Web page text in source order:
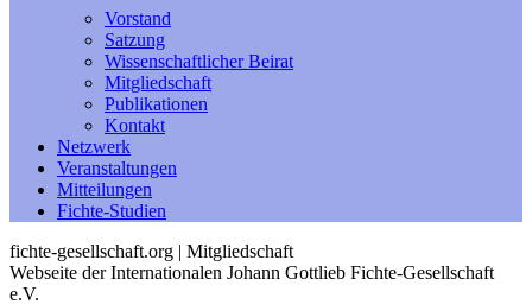
Vorstand
Satzung
Wissenschaftlicher Beirat
Mitgliedschaft
Publikationen
Kontakt
Netzwerk
Veranstaltungen
Mitteilungen
Fichte-Studien
fichte-gesellschaft.org | Mitgliedschaft
Webseite der Internationalen Johann Gottlieb Fichte-Gesellschaft
e.V.